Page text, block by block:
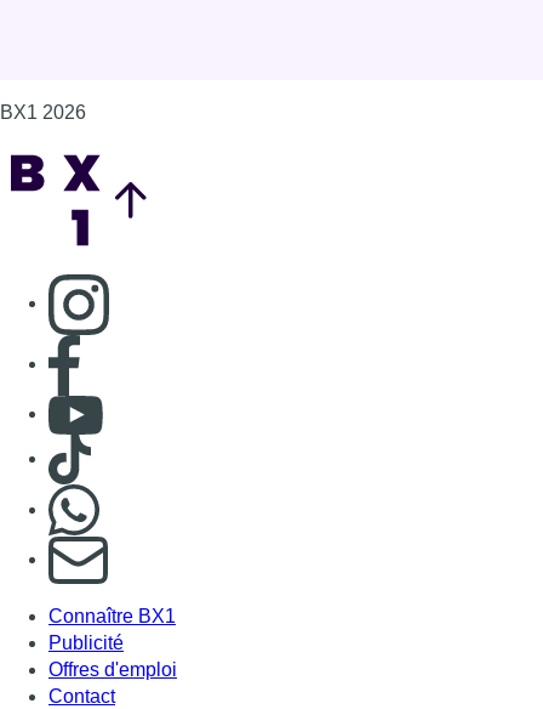
BX1 2026
Consulter page Instagram
Consulter page Facebook
Consulter Youtube
Consulter TikTok
S'abonner à notre newsletter
Connaître BX1
Publicité
Offres d'emploi
Contact